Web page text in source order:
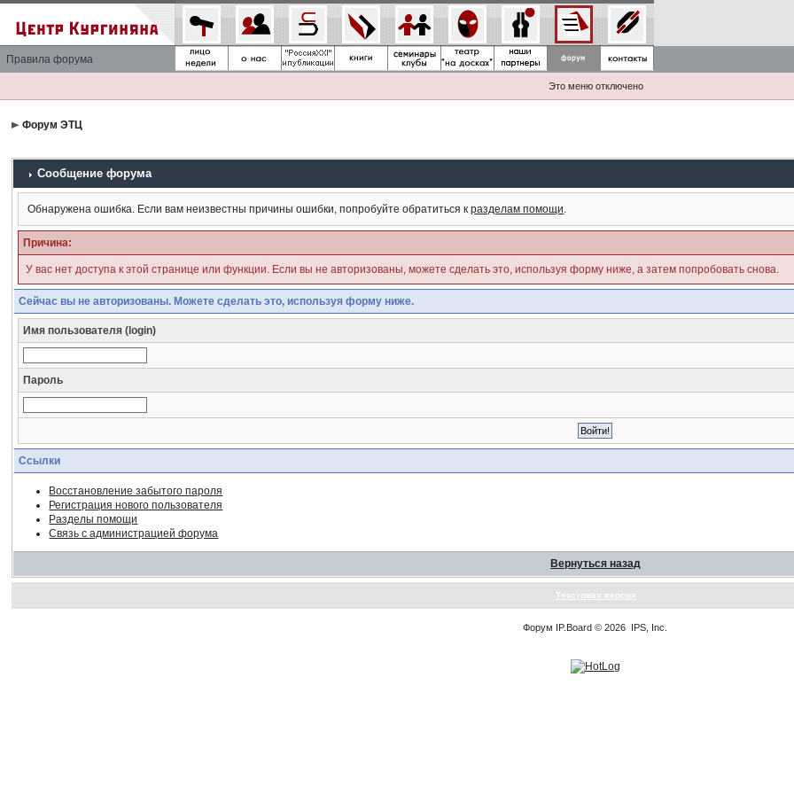
Правила форума
Это меню отключено
Форум ЭТЦ
Сообщение форума
Обнаружена ошибка. Если вам неизвестны причины ошибки, попробуйте обратиться кразделам помощи.
Причина:
У вас нет доступа к этой странице или функции. Если вы не авторизованы, можете сделать это, используя форму ниже, а затем попробовать снова.
Сейчас вы не авторизованы. Можете сделать это, используя форму ниже.
Имя пользователя (login)
Пароль
Ссылки
Восстановление забытого пароля
Регистрация нового пользователя
Разделы помощи
Связь с администрацией форума
Вернуться назад
Текстовая версия
Форум IP.Board © 2026 IPS, Inc